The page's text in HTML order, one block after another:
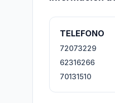
TELEFONO
72073229
62316266
70131510